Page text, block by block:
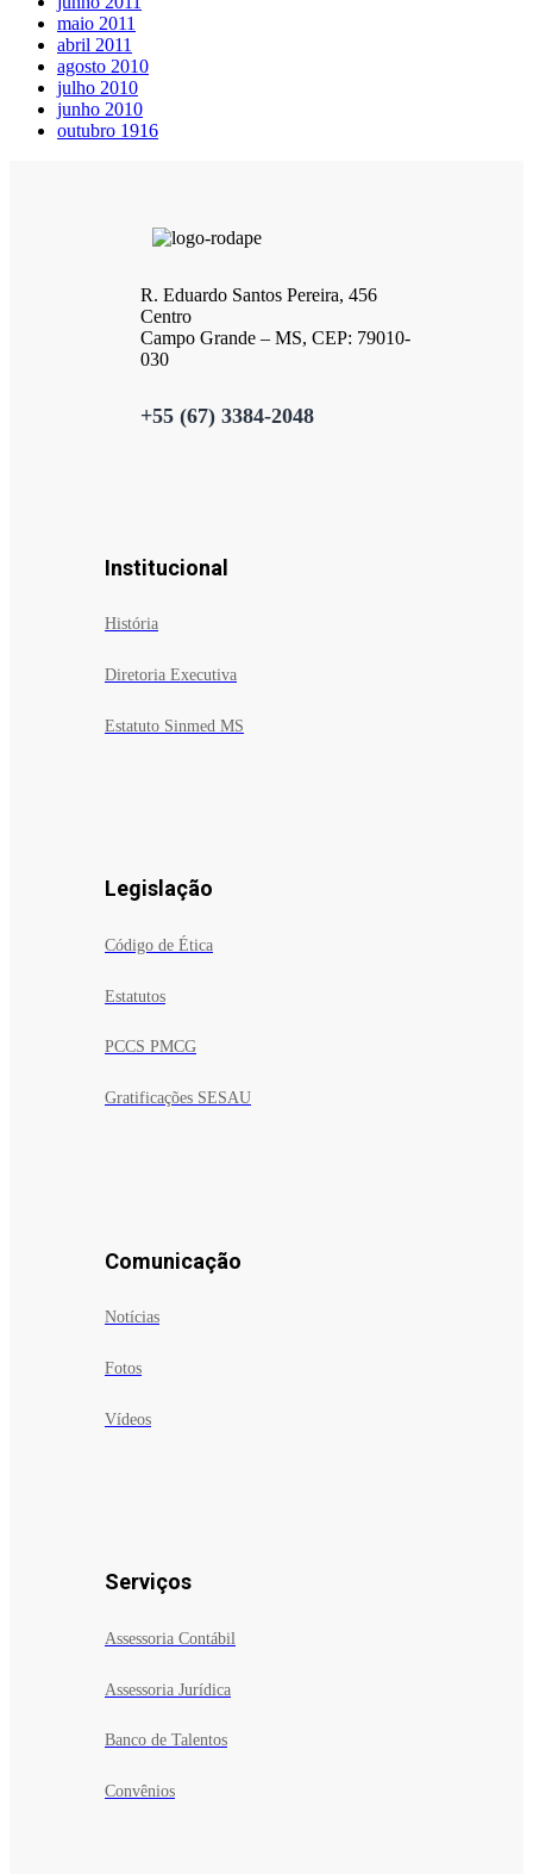
maio 2011
abril 2011
agosto 2010
julho 2010
junho 2010
outubro 1916
R. Eduardo Santos Pereira, 456
Centro
Campo Grande – MS, CEP: 79010-
030
+55 (67) 3384-2048
Institucional
História
Diretoria Executiva
Estatuto Sinmed MS
Legislação
Código de Ética
Estatutos
PCCS PMCG
Gratificações SESAU
Comunicação
Notícias
Fotos
Vídeos
Serviços
Assessoria Contábil
Assessoria Jurídica
Banco de Talentos
Convênios